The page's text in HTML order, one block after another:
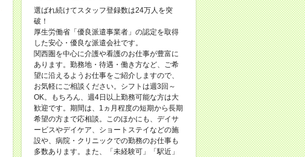
選ばれ続けてスタッフ登録数は24万人を突
破！
厚生労働省「優良派遣事業者」の認定を取得
した安心・優良な派遣会社です。
関西圏を中心に介護や看護のお仕事が豊富に
あります。勤務地・待遇・働き方など、ご希
望に沿えるようお仕事をご紹介しますので、
お気軽にご相談ください。シフトは週3回～
OK。もちろん、週4日以上勤務可能な方は大
歓迎です。期間は、1ヵ月程度の短期から長期
希望の方まで応相談。このほかにも、デイサ
ービスやデイケア、ショートステイなどの施
設や、病院・クリニックでの勤務のお仕事も
多数あります。また、「未経験可」「駅近」